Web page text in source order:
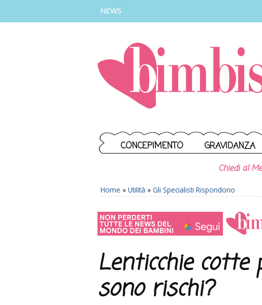
NEWS
CONCEPIMENTO GRAVIDANZA
Chiedi al
Home » Utilità » Gli Specialisti Rispondono
Lenticchie
sono rischi?